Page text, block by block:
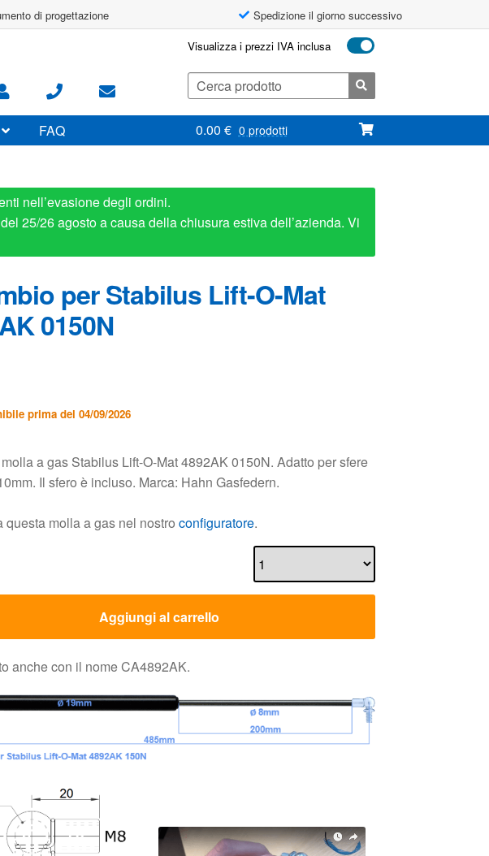
di progettazione Spedizione il giorno successivo
Visualizza i prezzi IVA inclusa
Cerca:
FAQ 0.00 € 0 prodotti
nell’evasione degli ordini.
25/26 agosto a causa della chiusura estiva dell’azienda. Vi
per Stabilus Lift-O-Mat
0150N
prima del 04/09/2026
a gas Stabilus Lift-O-Mat 4892AK 0150N. Adatto per sfere
Il sfero è incluso. Marca: Hahn Gasfedern.
questa molla a gas nel nostro configuratore.
Aggiungi al carrello
anche con il nome CA4892AK.